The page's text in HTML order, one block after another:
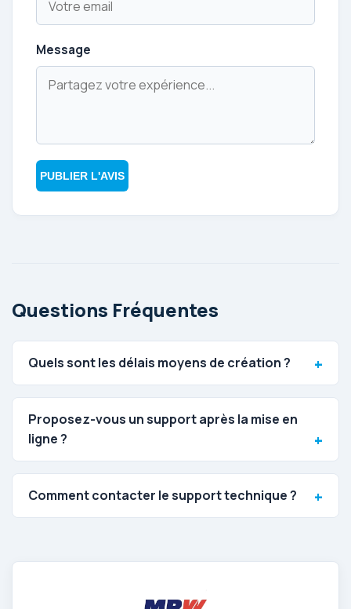
Message
PUBLIER L'AVIS
Questions Fréquentes
Quels sont les délais moyens de création ?
Proposez-vous un support après la mise en
ligne ?
Comment contacter le support technique ?